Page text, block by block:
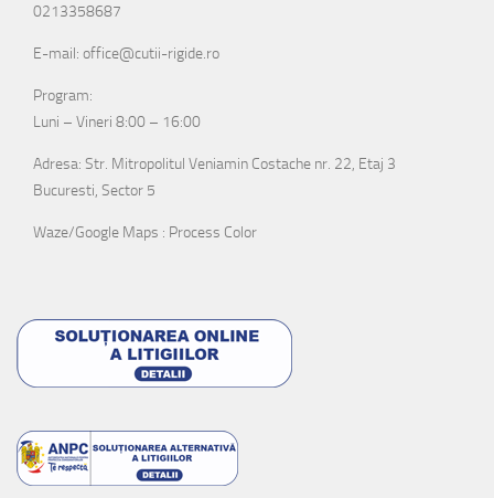
0213358687
E-mail: office@cutii-rigide.ro
Program:
Luni – Vineri 8:00 – 16:00
Adresa: Str. Mitropolitul Veniamin Costache nr. 22, Etaj 3
Bucuresti, Sector 5
Waze/Google Maps : Process Color